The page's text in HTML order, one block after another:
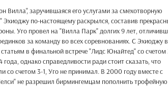
Вилла", заручившаяся его услугами за смехотворную
по-настоящему раскрылся, составив
Уго провел на "Вилла Парк" долгих 9 лет,
за команду во всех соревнованиях. С Эхиоджу в
в финальной встрече "Лидс Юнайтед" со счетом
однако справедливости ради стоит сказать, что
со счетом 3-1, Уго не принимал. В 2000 году вместе с
не разрешил бирмингемцам пополнить трофейную